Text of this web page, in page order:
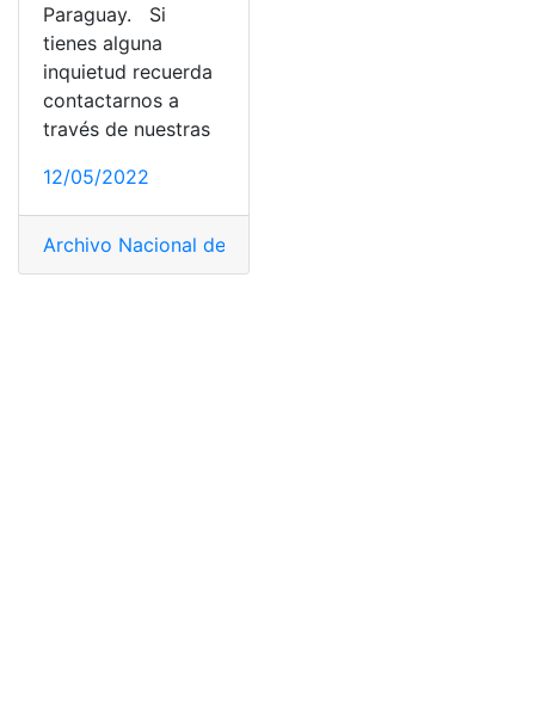
Paraguay. Si
tienes alguna
inquietud recuerda
contactarnos a
través de nuestras
12/05/2022
Archivo Nacional de Identidad